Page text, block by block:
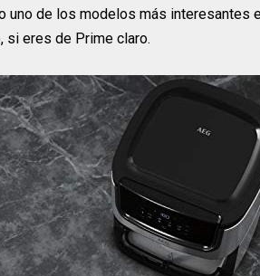
uno de los modelos más interesantes
si eres de Prime claro.